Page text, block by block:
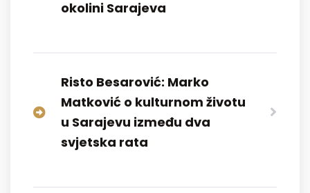
okolini Sarajeva
Risto Besarović: Marko
Matković o kulturnom životu
u Sarajevu između dva
svjetska rata